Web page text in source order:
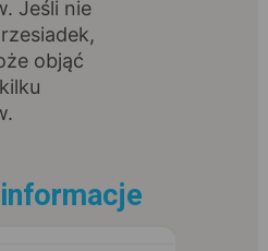
Jeśli nie
objąć